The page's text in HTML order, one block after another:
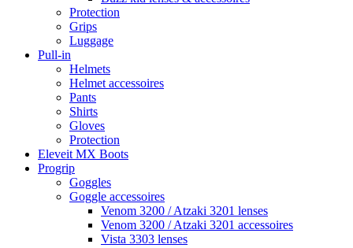
Protection
Grips
Luggage
Pull-in
Helmets
Helmet accessoires
Pants
Shirts
Gloves
Protection
Eleveit MX Boots
Progrip
Goggles
Goggle accessoires
Venom 3200 / Atzaki 3201 lenses
Venom 3200 / Atzaki 3201 accessoires
Vista 3303 lenses